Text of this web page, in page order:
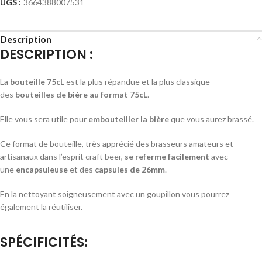
Description
DESCRIPTION :
La bouteille 75cLest la plus répandue et la plus classique
des bouteilles de bière au format 75cL.
Elle vous sera utile pour embouteiller la bièreque vous aurez brassé.
Ce format de bouteille, très apprécié des brasseurs amateurs et
artisanaux dans l’esprit craft beer, se referme facilement avec
une encapsuleuseet des capsules de 26mm.
En la nettoyant soigneusement avec un goupillon vous pourrez
également la réutiliser.
SPÉCIFICITÉS: